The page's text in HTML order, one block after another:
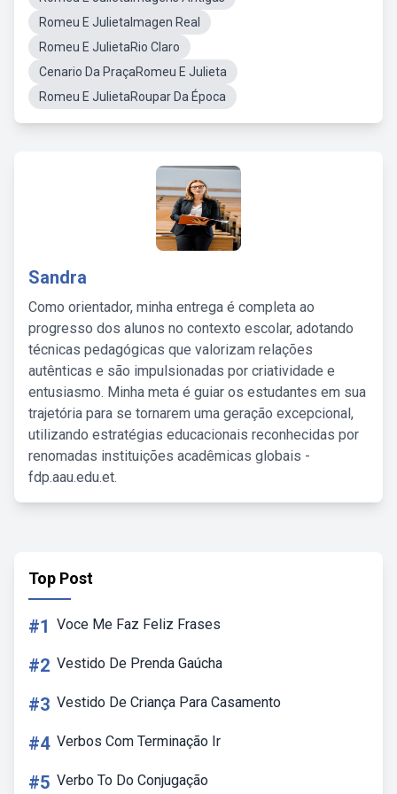
Romeu E JulietaImagen Real
Romeu E JulietaRio Claro
Cenario Da PraçaRomeu E Julieta
Romeu E JulietaRoupar Da Época
Sandra
Como orientador, minha entrega é completa ao
progresso dos alunos no contexto escolar, adotando
técnicas pedagógicas que valorizam relações
autênticas e são impulsionadas por criatividade e
entusiasmo. Minha meta é guiar os estudantes em sua
trajetória para se tornarem uma geração excepcional,
utilizando estratégias educacionais reconhecidas por
renomadas instituições acadêmicas globais -
fdp.aau.edu.et.
Top Post
#1 Voce Me Faz Feliz Frases
#2 Vestido De Prenda Gaúcha
#3 Vestido De Criança Para Casamento
#4 Verbos Com Terminação Ir
#5 Verbo To Do Conjugação